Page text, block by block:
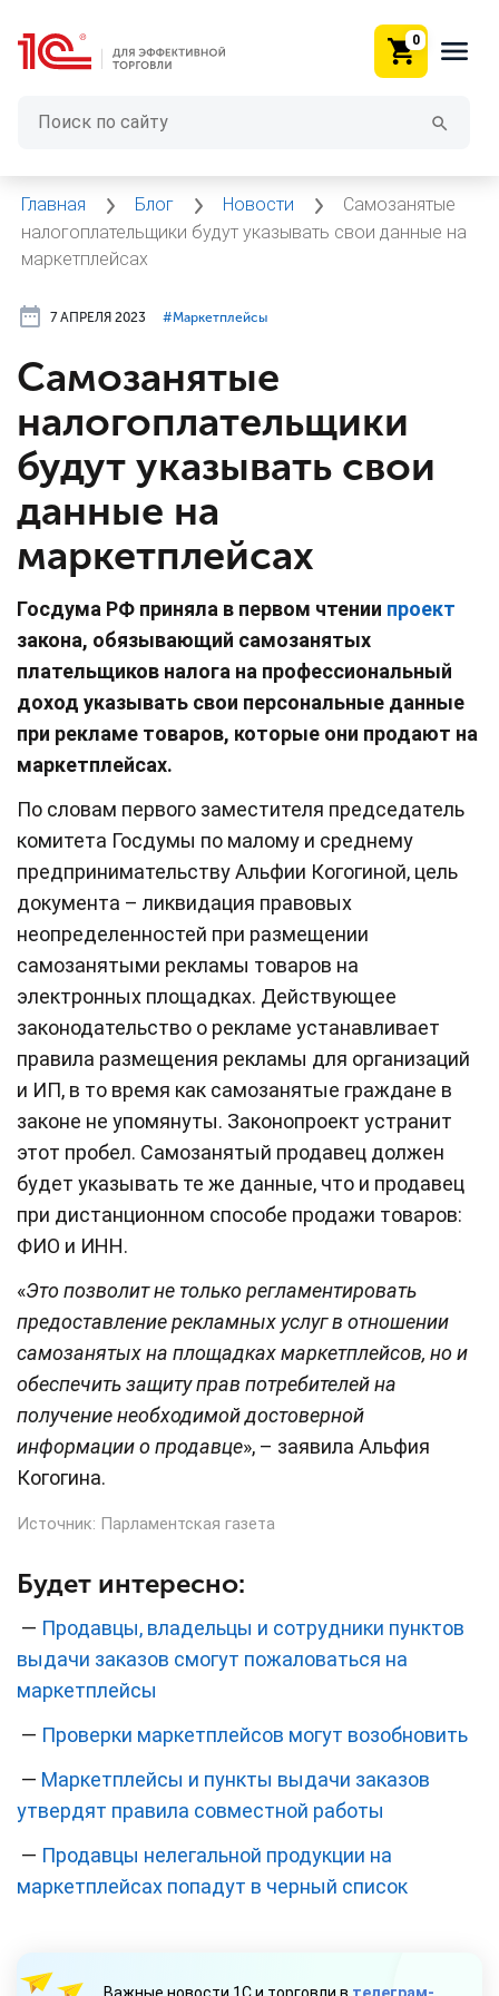
0
Главная Блог Новости
Самозанятые
налогоплательщики будут указывать свои данные на
маркетплейсах
7 АПРЕЛЯ 2023 #⁣Маркетплейсы
Самозанятые
налогоплательщики
будут указывать свои
данные на
маркетплейсах
Госдума РФ приняла в первом чтении проект
закона, обязывающий самозанятых
плательщиков налога на профессиональный
доход указывать свои персональные данные
при рекламе товаров, которые они продают на
маркетплейсах.
По словам первого заместителя председатель
комитета Госдумы по малому и среднему
предпринимательству Альфии Когогиной, цель
документа – ликвидация правовых
неопределенностей при размещении
самозанятыми рекламы товаров на
электронных площадках. Действующее
законодательство о рекламе устанавливает
правила размещения рекламы для организаций
и ИП, в то время как самозанятые граждане в
законе не упомянуты. Законопроект устранит
этот пробел. Cамозанятый продавец должен
будет указывать те же данные, что и продавец
при дистанционном способе продажи товаров:
ФИО и ИНН.
«Это позволит не только регламентировать
предоставление рекламных услуг в отношении
самозанятых на площадках маркетплейсов, но и
обеспечить защиту прав потребителей на
получение необходимой достоверной
информации о продавце», – заявила Альфия
Когогина.
Источник: Парламентская газета
Будет интересно:
— Продавцы, владельцы и сотрудники пунктов
выдачи заказов смогут пожаловаться на
маркетплейсы
— Проверки маркетплейсов могут возобновить
— Маркетплейсы и пункты выдачи заказов
утвердят правила совместной работы
— Продавцы нелегальной продукции на
маркетплейсах попадут в черный список